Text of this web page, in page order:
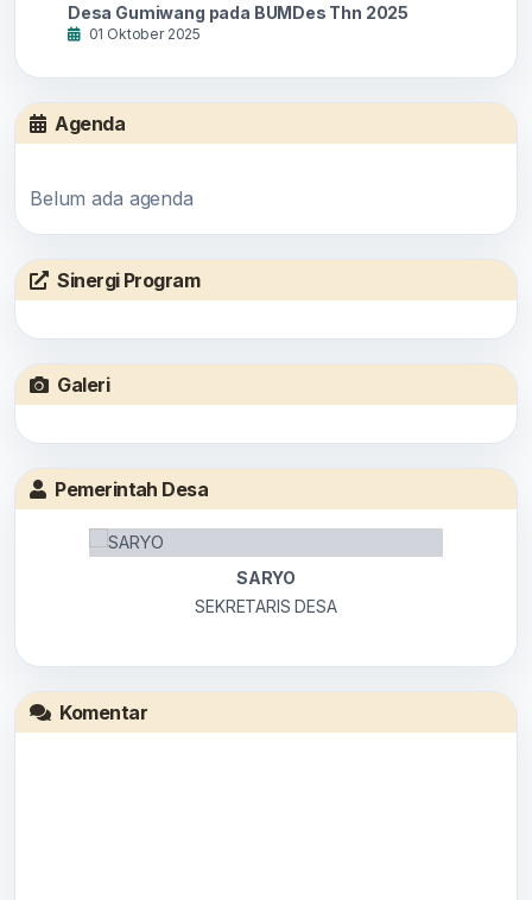
Desa Gumiwang pada BUMDes Thn 2025
01 Oktober 2025
Agenda
Belum ada agenda
Sinergi Program
Galeri
Pemerintah Desa
SARYO
SEKRETARIS DESA
Komentar